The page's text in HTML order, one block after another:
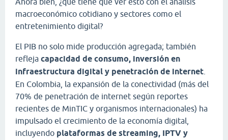
macroeconómico cotidiano y sectores como el
entretenimiento digital?
El PIB no solo mide producción agregada; también
refleja capacidad de consumo, inversión en
infraestructura digital y penetración de internet
En Colombia, la expansión de la conectividad (más del
70% de penetración de internet según reportes
recientes de MinTIC y organismos internacionales) ha
impulsado el crecimiento de la economía digital,
incluyendo plataformas de streaming, IPTV y